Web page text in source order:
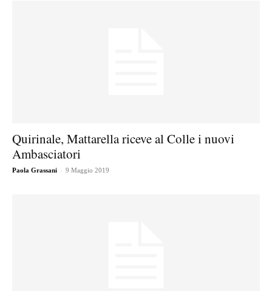
Quirinale, Mattarella riceve al Colle i nuovi
Ambasciatori
Paola Grassani - 9 Maggio 2019